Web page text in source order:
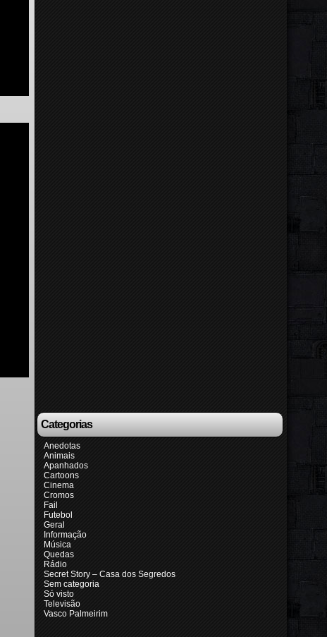
Categorias
Anedotas
Animais
Apanhados
Cartoons
Cinema
Cromos
Fail
Futebol
Geral
Informação
Música
Quedas
Rádio
Secret Story – Casa dos Segredos
Sem categoria
Só visto
Televisão
Vasco Palmeirim